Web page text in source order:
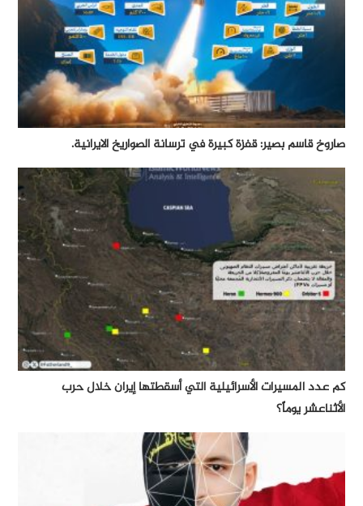
صاروخ قاسم بصير: قفزة كبيرة في ترسانة الصواريخ الايرانية.
كم عدد المسيرات الأسرائيلية التي أسقطتها إيران خلال حرب
الأثناعشر يوماً؟